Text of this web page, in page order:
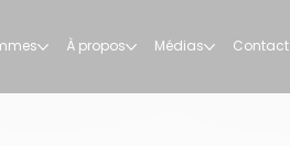
À propos Médias Contact